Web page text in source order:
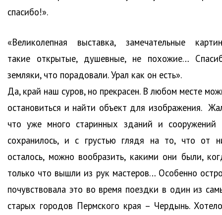
спасибо!».
«Великолепная выставка, замечательные
такие открытые, душевные, не похожие…
земляки, что порадовали. Урал как он есть».
Да, край наш суров, но прекрасен. В любом месте
остановиться и найти объект для изображения.
что уже много старинных зданий и сооружений
сохранилось, и с грустью глядя на то, что от
осталось, можно вообразить, какими они были,
только что вышли из рук мастеров… Особенно
почувствовала это во время поездки в один из
старых городов Пермского края – Чердынь.